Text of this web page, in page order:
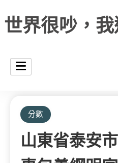
世界很吵，
分數
山東省泰安